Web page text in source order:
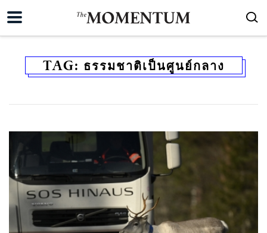
TAG: ธรรมชาติเป็นศูนย์กลาง